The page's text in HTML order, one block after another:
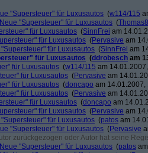
"Supersteuer" für Luxusautos (w114/115
"Supersteuer" für Luxusautos (
für Luxusautos (SinnFrei am
für Luxusautos (Pervasive am
für Luxusautos (SinnFrei am
für Luxusautos (ddrobesch am
für Luxusautos (w114/115 am
für Luxusautos (Pervasive am
für Luxusautos (doncapo am 14.01.2007,
für Luxusautos (Pervasive am
für Luxusautos (doncapo am
für Luxusautos (Pervasive am
für Luxusautos (patos am
"Supersteuer" für Luxusautos (Pervasive
zurückgezogen oder Autor hat seine
"Supersteuer" für Luxusautos (patos